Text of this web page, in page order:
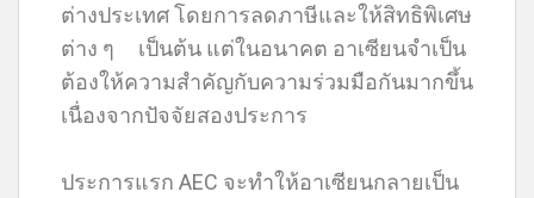
ต่างประเทศ โดยการลดภาษีและให้สิทธิพิเศษ
ต่าง ๆ เป็นต้น แต่ในอนาคต อาเซียนจำเป็น
ต้องให้ความสำคัญกับความร่วมมือกันมากขึ้น
เนื่องจากปัจจัยสองประการ
ประการแรก AEC จะทำให้อาเซียนกลายเป็น